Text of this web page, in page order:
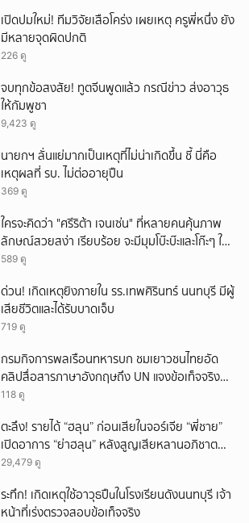
เปิดปมใหม่! ทีมวิจัยเสือโคร่ง เผยเหตุ ครูพี่หนึ่ง ยัง
มีหลายจุดผิดปกติ
226 ดู
จบทุกข้อสงสัย! ทูตจีนพูดแล้ว กรณีข่าว ส่งอาวุธ
ให้กัมพูชา
9,423 ดู
นายกฯ ลั่นแย่มากเป็นเหตุที่ไม่น่าเกิดขึ้น ชี้ นี่คือ
เหตุผลที่ รบ. ไม่ต่ออายุปืน
369 ดู
ใครจะคิดว่า "ศรีริต้า เจนเซ่น" ที่หลายคนคุ้นภาพ
ลักษณ์สวยสง่า เรียบร้อย จะมีมุมโบ๊ะบ๊ะและโก๊ะๆ ให้
ได้อมยิ้มเหมือนกัน งานนี้ทำเอาแฟนๆ ทั้งเอ็นดูทั้ง
589 ดู
ด่วน! เกิดเหตุยิงภายใน รร.เทพศิรินทร์ นนทบุรี มีผู้
เสียชีวิตและได้รับบาดเจ็บ
719 ดู
กรมกิจการพลเรือนทหารบก ชมเยาวชนไทยอัด
คลิปสื่อสารภาษาอังกฤษถึง UN แจงข้อเท็จจริง
ประวัติศาสตร์มนุษยธรรมไทย
118 ดู
ตะลึง! รายได้ “ฮลุน” ก่อนเสียในจอร์เจีย “พี่ชาย”
เปิดอาการ “ย่าฮลุน” หลังสูญเสียหลานอภิชาต
บุตร!
29,479 ดู
ระทึก! เกิดเหตุใช้อาวุธปืuในโรงเรียนดังนนทบุรี เจ้า
หน้าที่เร่งตรวจสอบข้อเท็จจริง